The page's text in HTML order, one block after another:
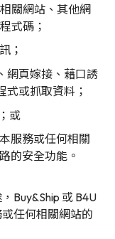
關網站、其他網
式碼；
；
網頁嫁接、藉口誘
式或抓取資料；
或
服務或任何相關
的安全功能。
Buy&Ship 或 B4U
任何相關網站的